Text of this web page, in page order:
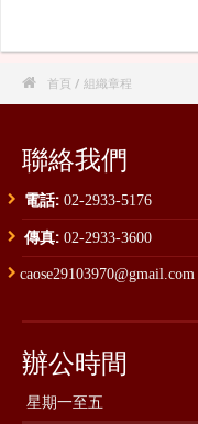
 首頁 / 組織章程
聯絡我們
電話: 02-2933-5176
傳真: 02-2933-3600
caose29103970@gmail.com
辦公時間
星期一至五